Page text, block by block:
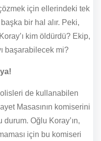
için ellerindeki tek
bir hal alır. Peki,
kim öldürdü? Ekip,
başarabilecek mi?
de kullanabilen
Masasının komiserini
Oğlu Koray’ın,
için bu komiseri